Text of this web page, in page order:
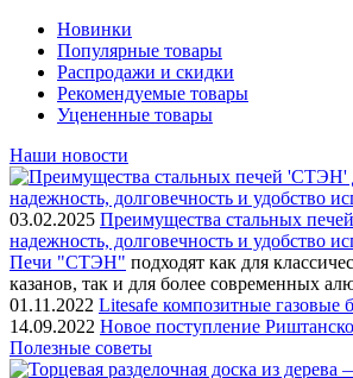
Новинки
Популярные товары
Распродажи и скидки
Рекомендуемые товары
Уцененные товары
Наши новости
03.02.2025 Преимущества стальных
надежность, долговечность и удобство
Печи "СТЭН" подходят как для
казанов, так и для более современных
01.11.2022 Litesafe композитные газовые
14.09.2022 Новое поступление
Полезные советы